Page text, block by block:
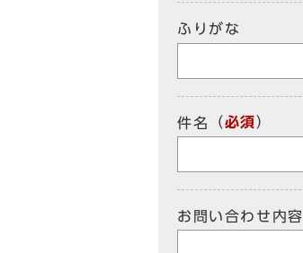
ふりがな
件名 （必須）
お問い合わせ内容